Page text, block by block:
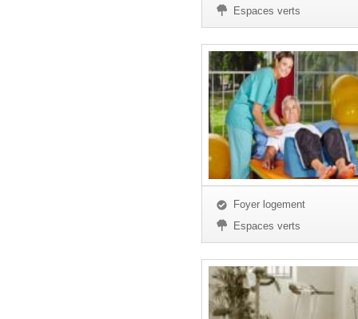
Espaces verts
Foyer logement
Espaces verts